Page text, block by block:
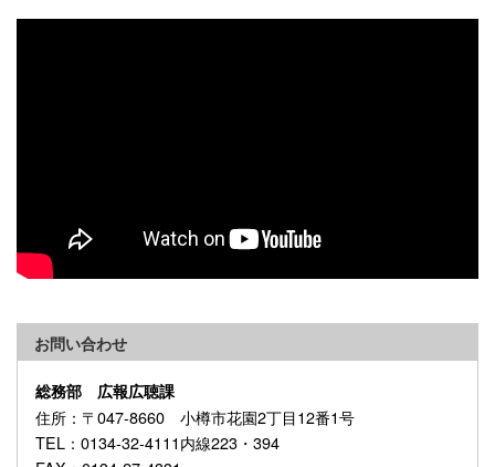
お問い合わせ
総務部 広報広聴課
住所 ：〒047-8660 小樽市花園2丁目12番1号
TEL ：0134-32-4111内線223・394